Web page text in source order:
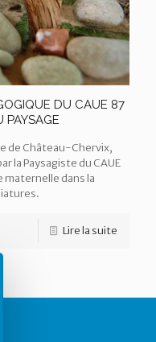
DU CAUE 87
PAYSAGE
de Château-Chervix,
la Paysagiste du CAUE
maternelle dans la
Lire la suite